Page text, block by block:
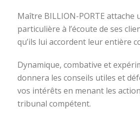
Maître BILLION-PORTE attache
particulière à l’écoute de ses
qu’ils lui accordent leur entière
Dynamique, combative et
donnera les conseils utiles et
vos intérêts en menant les
tribunal compétent.